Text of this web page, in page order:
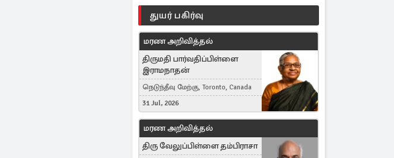
துயர் பகிர்வு
மரண அறிவித்தல்
திருமதி பார்வதிப்பிள்ளை
இராமநாதன்
நெடுந்தீவு மேற்கு, Toronto, Canada
31 Jul, 2026
மரண அறிவித்தல்
திரு வேலுப்பிள்ளை தம்பிராசா